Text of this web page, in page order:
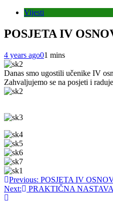
Vijesti
POSJETA IV
4 years ago01 mins
Danas smo ugostili učenike IV
Zahvaljujemo se na posjeti i
Post
navigation
Previous: POSJETA IV
Next:
PRAKTIČNA NASTAVA